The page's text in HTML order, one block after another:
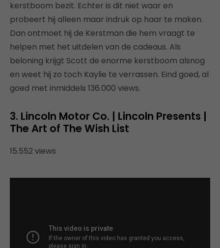
kerstboom bezit. Echter is dit niet waar en
probeert hij alleen maar indruk op haar te maken.
Dan ontmoet hij de Kerstman die hem vraagt te
helpen met het uitdelen van de cadeaus. Als
beloning krijgt Scott de enorme kerstboom alsnog
en weet hij zo toch Kaylie te verrassen. Eind goed, al
goed met inmiddels 136.000 views.
3. Lincoln Motor Co. | Lincoln Presents |
The Art of The Wish List
15.552 views